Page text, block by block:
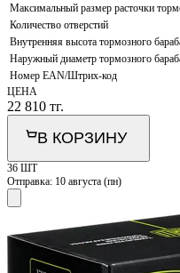
Максимальный размер расточки
Количество отверстий
Внутренняя высота тормозного
Наружный диаметр тормозного
Номер EAN/Штрих-код
ЦЕНА
22 810 тг.
В КОРЗИНУ
36 ШТ
Отправка: 10 августа (пн)